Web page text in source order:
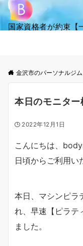
国家資格者が約束【
金沢市のパーソナルジム ベッセ
本日のモニター
2022年12月1日
こんにちは、
日頃からご利用い
本日、マシンピラ
れ、早速【ピラテ
ました。